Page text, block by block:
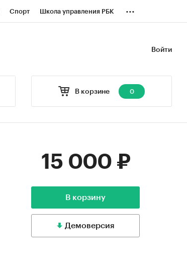
Спорт Школа управления РБК ...
Войти
В корзине 0
15 000 ₽
В корзину
Демоверсия